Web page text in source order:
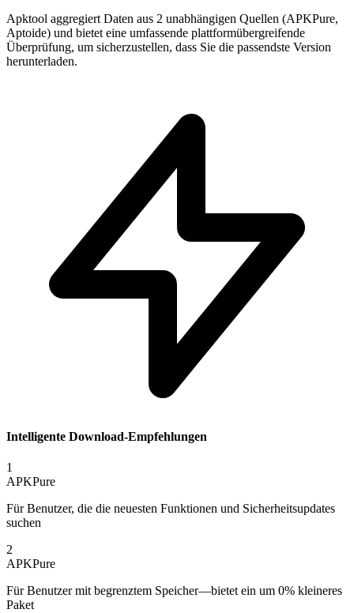
Apktool aggregiert Daten aus 2 unabhängigen Quellen (APKPure,
Aptoide) und bietet eine umfassende plattformübergreifende
Überprüfung, um sicherzustellen, dass Sie die passendste Version
herunterladen.
Intelligente Download-Empfehlungen
1
APKPure
Für Benutzer, die die neuesten Funktionen und Sicherheitsupdates
suchen
2
APKPure
Für Benutzer mit begrenztem Speicher—bietet ein um 0% kleineres
Paket